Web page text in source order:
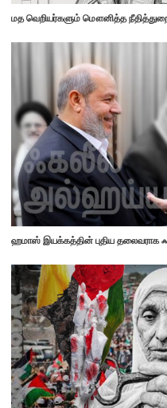
மத வெறியர்களும் மௌனித்த
ஹமாஸ் இயக்கத்தின் புதிய